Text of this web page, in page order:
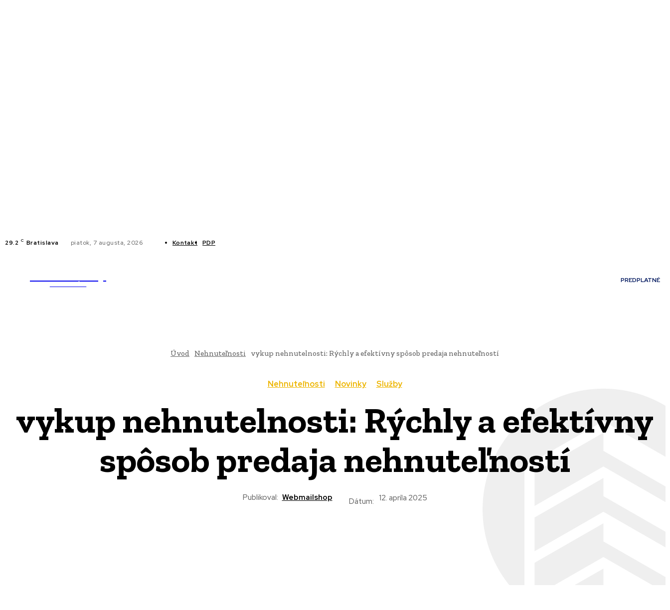
29.2 C Bratislava piatok, 7 augusta, 2026 Kontakt PDP
PREDPLATNÉ
Úvod Nehnuteľnosti vykup nehnutelnosti: Rýchly a efektívny spôsob predaja nehnuteľností
Nehnuteľnosti Novinky Služby
vykup nehnutelnosti: Rýchly a efektívny
spôsob predaja nehnuteľností
Publikoval: Webmailshop Dátum: 12. apríla 2025